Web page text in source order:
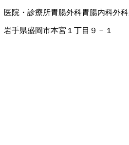
医院・診療所胃腸外科胃腸内科外科
岩手県盛岡市本宮１丁目９－１